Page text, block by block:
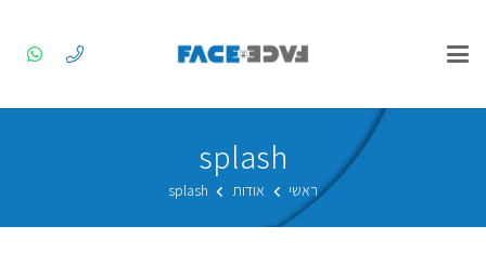
splash
ראשי אודות splash